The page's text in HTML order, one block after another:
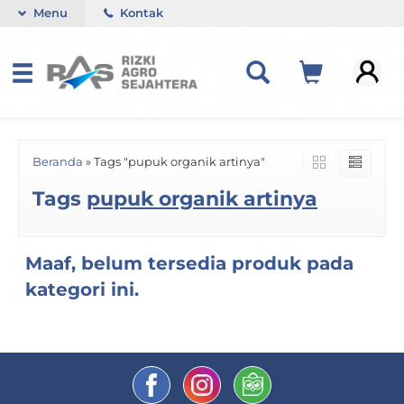
Menu Kontak
Beranda » Tags "pupuk organik artinya"
Tags pupuk organik artinya
Maaf, belum tersedia produk pada
kategori ini.